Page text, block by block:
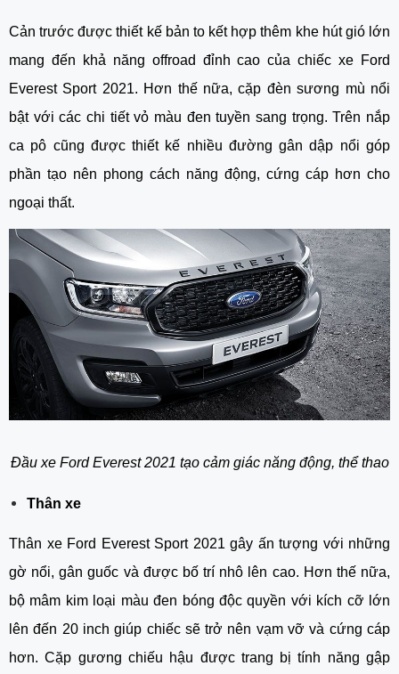
Cản trước được thiết kế bản to kết hợp thêm khe hút gió lớn
mang đến khả năng offroad đỉnh cao của chiếc xe Ford
Everest Sport 2021. Hơn thế nữa, cặp đèn sương mù nổi
bật với các chi tiết vỏ màu đen tuyền sang trọng. Trên nắp
ca pô cũng được thiết kế nhiều đường gân dập nổi góp
phần tạo nên phong cách năng động, cứng cáp hơn cho
ngoại thất.
Đầu xe Ford Everest 2021 tạo cảm giác năng động, thể thao
Thân xe
Thân xe Ford Everest Sport 2021 gây ấn tượng với những
gờ nổi, gân guốc và được bố trí nhô lên cao. Hơn thế nữa,
bộ mâm kim loại màu đen bóng độc quyền với kích cỡ lớn
lên đến 20 inch giúp chiếc sẽ trở nên vạm vỡ và cứng cáp
hơn. Cặp gương chiếu hậu được trang bị tính năng gập